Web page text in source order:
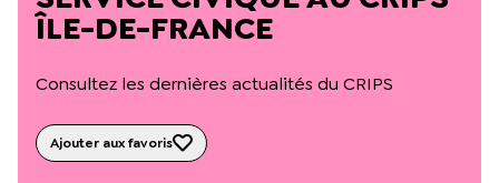
Notre documentation
Ressources pour les parents
Podcast 🎙️
L’équipe du Crips
ÎLE-DE-FRANCE
Consultez les dernières actualités du CRIPS
Ajouter aux favoris